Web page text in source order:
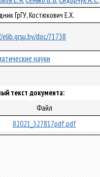
ГрГУ, Костюкович Е.Х.
doc/71738
науки
текст документа:
Файл
82021_327817pdf.pdf